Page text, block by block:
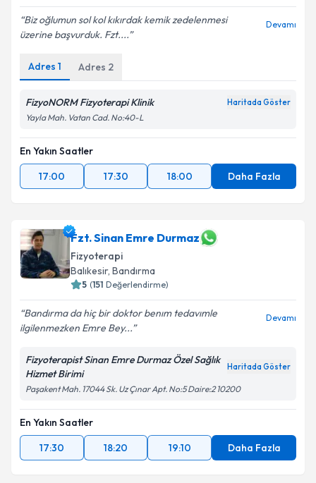
E-posta Adresiniz
Kişisel verilerimin işlenmesine ilişkinAydınlatma
kapsamda işlenmesini kabul ediyorum.
Biz oğlumun sol kol kıkırdak kemik zedelenmesi
üzerine başvurduk. Fzt....
Devamı
Adres 1 Adres 2
FizyoNORM Fizyoterapi Klinik Haritada Göster
Yayla Mah. Vatan Cad. No:40-L
En Yakın Saatler
17:00
17:30 18:00 Daha Fazla
Fzt. Sinan Emre Durmaz
Fizyoterapi
Balıkesir, Bandırma
5 (151 Değerlendirme)
Bandırma da hiç bir doktor benım tedavımle
ilgilenmezken Emre Bey...
Devamı
Fizyoterapist Sinan Emre Durmaz Özel Sağlık
Hizmet Birimi
Haritada Göster
Paşakent Mah. 17044 Sk. Uz Çınar Apt. No:5 Daire:2 10200
En Yakın Saatler
17:30
18:20 19:10 Daha Fazla